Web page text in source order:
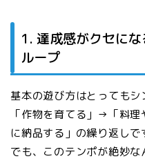
1. 達成感がクセに
ループ
基本の遊び方はとってもシ
「作物を育てる」→「料
に納品する」の繰り返しで
でも、このテンポが絶妙な